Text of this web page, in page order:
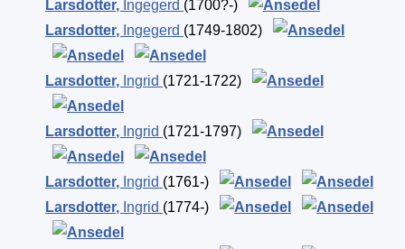
Larsdotter, Ingegerd (1700?-)
Larsdotter, Ingegerd (1749-1802)
Larsdotter, Ingrid (1721-1722)
Larsdotter, Ingrid (1721-1797)
Larsdotter, Ingrid (1761-)
Larsdotter, Ingrid (1774-)